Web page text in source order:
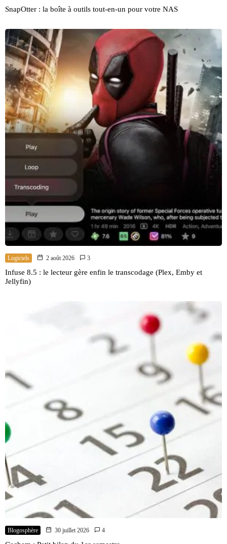
SnapOtter : la boîte à outils tout-en-un pour votre NAS
Logiciels 2 août 2026 3
Infuse 8.5 : le lecteur gère enfin le transcodage (Plex, Emby et
Jellyfin)
Blogosphère 30 juillet 2026 4